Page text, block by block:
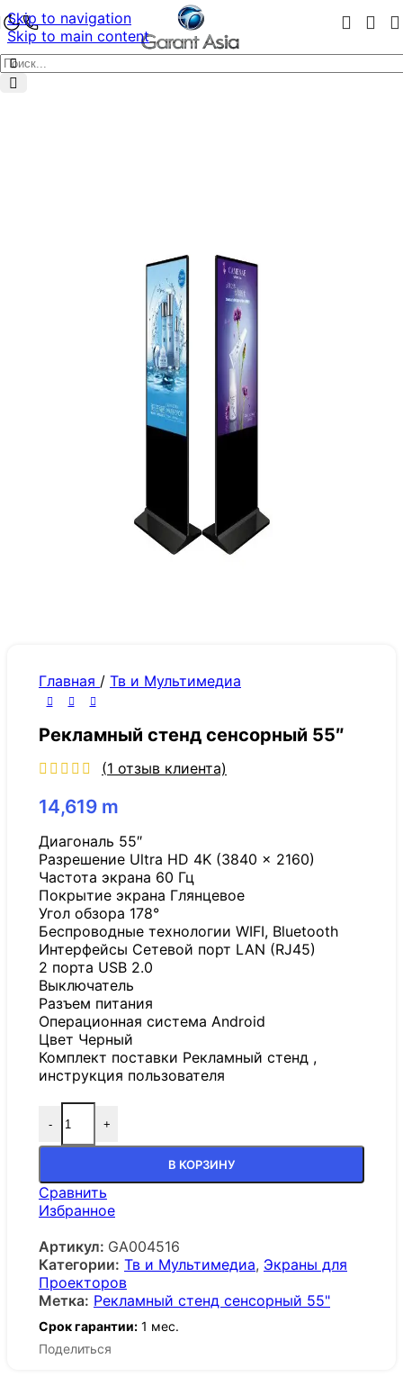
Skip to navigation
Skip to main content
Главная / Тв и Мультимедиа
Рекламный стенд сенсорный 55″
(1 отзыв клиента)
14,619 m
Диагональ 55″
Разрешение Ultra HD 4K (3840 x 2160)
Частота экрана 60 Гц
Покрытие экрана Глянцевое
Угол обзора 178°
Беспроводные технологии WIFI, Bluetooth
Интерфейсы Сетевой порт LAN (RJ45)
2 порта USB 2.0
Выключатель
Разъем питания
Операционная система Android
Цвет Черный
Комплект поставки Рекламный стенд ,
инструкция пользователя
- +
В КОРЗИНУ
Сравнить
Избранное
Артикул: GA004516
Категории: Тв и Мультимедиа, Экраны для
Проекторов
Метка: Рекламный стенд сенсорный 55"
Срок гарантии: 1 мес.
Поделиться